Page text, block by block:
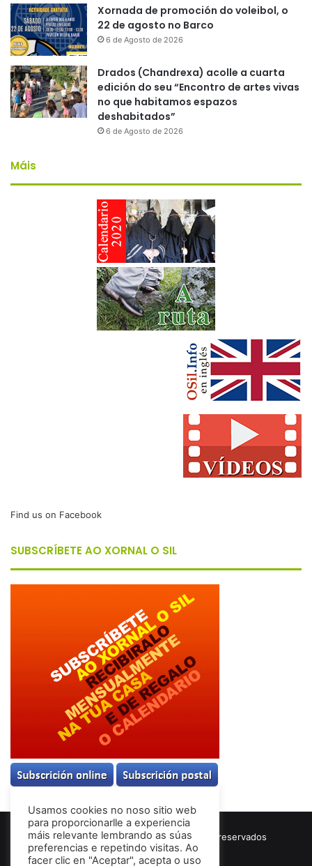
Xornada de promoción do voleibol, o
22 de agosto no Barco
6 de Agosto de 2026
Drados (Chandrexa) acolle a cuarta
edición do seu “Encontro de artes vivas
no que habitamos espazos
deshabitados”
6 de Agosto de 2026
Máis
Find us on Facebook
SUBSCRÍBETE AO XORNAL O SIL
© Copyright 2026, Todos los derechos reservados
Términos & Condiciones
Usamos cookies no noso sitio web
para proporcionarlle a experiencia
máis relevante lembrando as súas
preferencias e repetindo visitas. Ao
facer clic en "Aceptar", acepta o uso